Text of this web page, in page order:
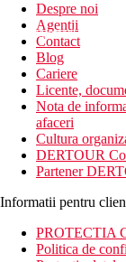
newsletter!
Despre noi
Agentii
Contact
Blog
Cariere
Licente,
Nota de
afaceri
Cultura
DERTOUR
Partener
Informatii pentru
PROTECTIA
Politica de